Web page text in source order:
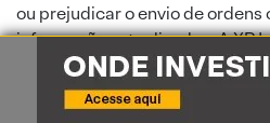
ou prejudicar o envio de ordens
informações atualizadas. A XP
responsabilidade por danos
por força de falha de serviços
terceiros. A XP Investimentos